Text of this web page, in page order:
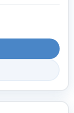
siebie i działać